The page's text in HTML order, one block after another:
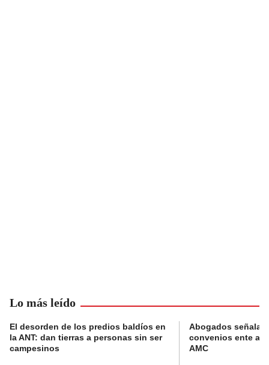
Lo más leído
El desorden de los predios baldíos en
la ANT: dan tierras a personas sin ser
campesinos
Abogados
convenios ente
AMC